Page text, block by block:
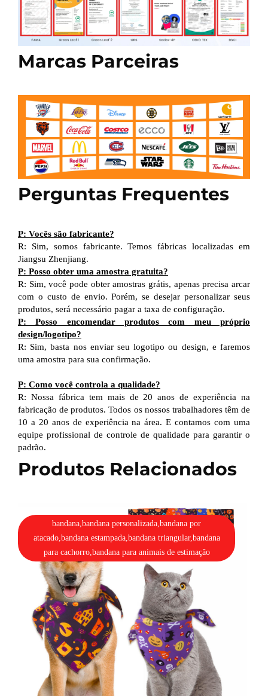
Marcas Parceiras
Perguntas Frequentes
P: Vocês são fabricante?
R: Sim, somos fabricante. Temos fábricas localizadas em
Jiangsu Zhenjiang.
P: Posso obter uma amostra gratuita?
R: Sim, você pode obter amostras grátis, apenas precisa arcar
com o custo de envio. Porém, se desejar personalizar seus
produtos, será necessário pagar a taxa de configuração.
P: Posso encomendar produtos com meu próprio
design/logotipo?
R: Sim, basta nos enviar seu logotipo ou design, e faremos
uma amostra para sua confirmação.
P: Como você controla a qualidade?
R: Nossa fábrica tem mais de 20 anos de experiência na
fabricação de produtos. Todos os nossos trabalhadores têm de
10 a 20 anos de experiência na área. E contamos com uma
equipe profissional de controle de qualidade para garantir o
padrão.
Produtos Relacionados
bandana,bandana personalizada,bandana por
atacado,bandana estampada,bandana triangular,bandana
para cachorro,bandana para animais de estimação